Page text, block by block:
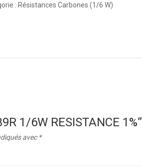
: Résistances Carbones (1/6 W)
1/6W RESISTANCE 1%”
avec *